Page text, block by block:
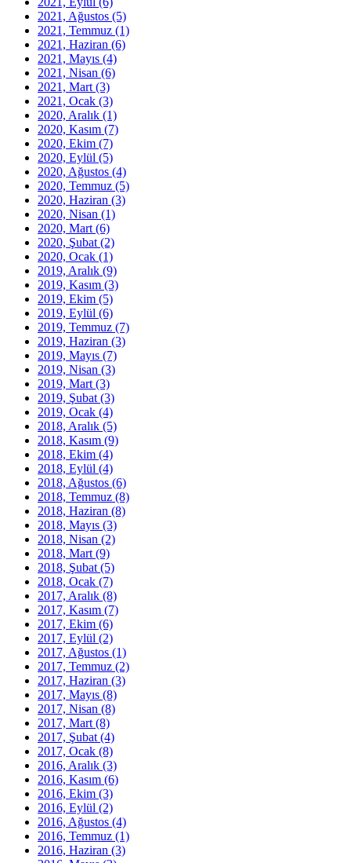
2021, Ağustos (5)
2021, Temmuz (1)
2021, Haziran (6)
2021, Mayıs (4)
2021, Nisan (6)
2021, Mart (3)
2021, Ocak (3)
2020, Aralık (1)
2020, Kasım (7)
2020, Ekim (7)
2020, Eylül (5)
2020, Ağustos (4)
2020, Temmuz (5)
2020, Haziran (3)
2020, Nisan (1)
2020, Mart (6)
2020, Şubat (2)
2020, Ocak (1)
2019, Aralık (9)
2019, Kasım (3)
2019, Ekim (5)
2019, Eylül (6)
2019, Temmuz (7)
2019, Haziran (3)
2019, Mayıs (7)
2019, Nisan (3)
2019, Mart (3)
2019, Şubat (3)
2019, Ocak (4)
2018, Aralık (5)
2018, Kasım (9)
2018, Ekim (4)
2018, Eylül (4)
2018, Ağustos (6)
2018, Temmuz (8)
2018, Haziran (8)
2018, Mayıs (3)
2018, Nisan (2)
2018, Mart (9)
2018, Şubat (5)
2018, Ocak (7)
2017, Aralık (8)
2017, Kasım (7)
2017, Ekim (6)
2017, Eylül (2)
2017, Ağustos (1)
2017, Temmuz (2)
2017, Haziran (3)
2017, Mayıs (8)
2017, Nisan (8)
2017, Mart (8)
2017, Şubat (4)
2017, Ocak (8)
2016, Aralık (3)
2016, Kasım (6)
2016, Ekim (3)
2016, Eylül (2)
2016, Ağustos (4)
2016, Temmuz (1)
2016, Haziran (3)